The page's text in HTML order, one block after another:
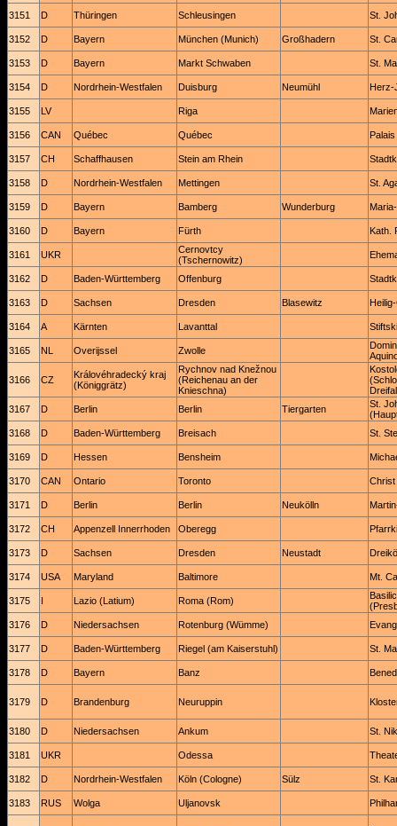
3151 D Thüringen Schleusingen St.
3152 D Bayern München (Munich) Großhadern St.
3153 D Bayern Markt Schwaben St.
3154 D Nordrhein-Westfalen Duisburg Neumühl Herz-
3155 LV Riga
3156 CAN Québec Québec
3157 CH Schaffhausen Stein am Rhein
3158 D Nordrhein-Westfalen Mettingen St.
3159 D Bayern Bamberg Wunderburg
3160 D Bayern Fürth Kath.
3161 UKR
Cernovtcy
(Tschernowitz)
3162 D Baden-Württemberg Offenburg
3163 D Sachsen Dresden Blasewitz
3164 A Kärnten Lavanttal
3165 NL Overijssel Zwolle
3166 CZ
Královéhradecký kraj
(Königgrätz)
Rychnov nad Knežnou
(Reichenau an der
Knieschna)
3167
D Berlin Berlin Tiergarten
St.
3168
D Baden-Württemberg Breisach St.
3169 D Hessen Bensheim
3170 CAN Ontario Toronto
3171 D Berlin Berlin Neukölln
3172 CH Appenzell Innerrhoden Oberegg
3173 D Sachsen Dresden Neustadt
3174 USA Maryland Baltimore Mt.
3175 I Lazio (Latium) Roma (Rom)
3176
D Niedersachsen Rotenburg (Wümme)
3177 D Baden-Württemberg Riegel (am Kaiserstuhl) St.
3178 D Bayern Banz
3179 D Brandenburg Neuruppin
3180 D Niedersachsen Ankum St.
3181 UKR Odessa
3182 D Nordrhein-Westfalen Köln (Cologne) Sülz St.
3183 RUS Wolga Uljanovsk